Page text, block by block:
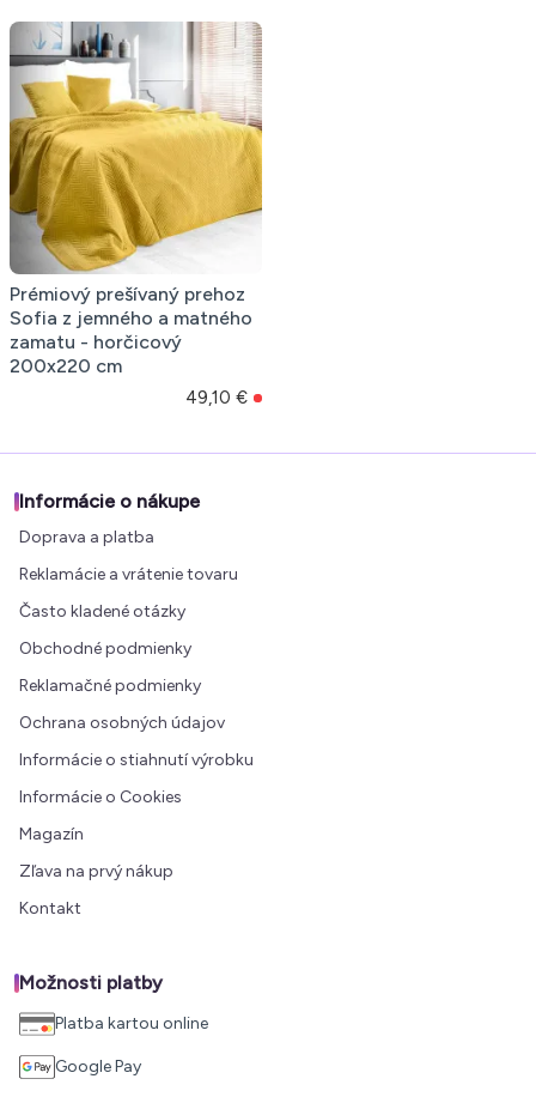
Prémiový prešívaný prehoz
Sofia z jemného a matného
zamatu - horčicový
200x220 cm
49,10 €
Informácie o nákupe
Doprava a platba
Reklamácie a vrátenie tovaru
Často kladené otázky
Obchodné podmienky
Reklamačné podmienky
Ochrana osobných údajov
Informácie o stiahnutí výrobku
Informácie o Cookies
Magazín
Zľava na prvý nákup
Kontakt
Možnosti platby
Platba kartou online
Google Pay